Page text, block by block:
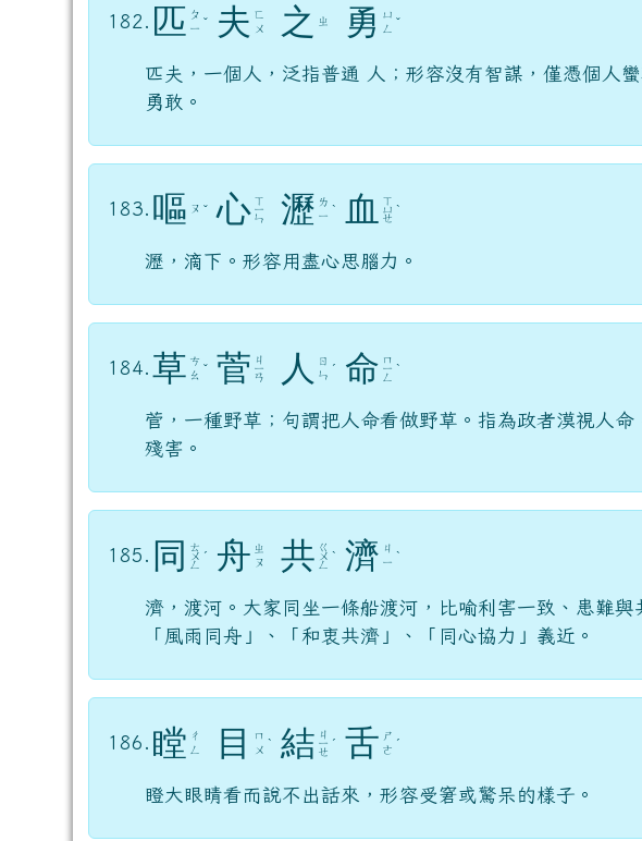
182. 匹 ㄆ
ㄧ ˇ 夫 ㄈ
ㄨ
之 ㄓ 勇 ㄩ
ㄥ
ˇ
匹夫，一個人，泛指普通 人；形容沒有智謀，僅憑個人
勇敢。
183. 嘔 ㄡ ˇ 心 ㄒ
ㄧ
ㄣ 瀝 ㄌ
ㄧ ˋ 血 ㄒ
ㄩ
ㄝ
ˋ
瀝，滴下。形容用盡心思腦力。
184. 草 ㄘ
ㄠ ˇ 菅 ㄐ
ㄧ
ㄢ 人
ㄖ
ㄣ ˊ 命 ㄇ
ㄧ
ㄥ
ˋ
菅，一種野草；句謂把人命看做野草。指為政者漠視人命
殘害。
185. 同 ㄊ
ㄨ
ㄥ
ˊ 舟 ㄓ
ㄡ
共 ㄍ
ㄨ
ㄥ
ˋ 濟 ㄐ
ㄧ ˋ
濟，渡河。大家同坐一條船渡河，比喻利害一致、患難與
「風雨同舟」、「和衷共濟」、「同心協力」義近。
186. 瞠 ㄔ
ㄥ
目
ㄇ
ㄨ ˋ 結 ㄐ
ㄧ
ㄝ
ˊ 舌 ㄕ
ㄜ ˊ
瞪大眼睛看而說不出話來，形容受窘或驚呆的樣子。